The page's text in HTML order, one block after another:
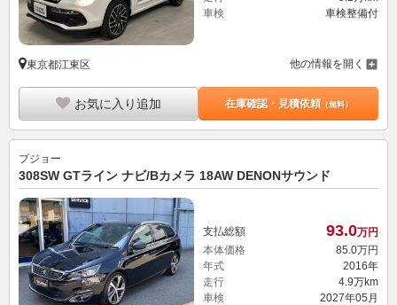
車検
車検整備付
東京都江東区 他の情報を開く
お気に入り追加 在庫確認・見積依頼（無料）
プジョー
308SW GTライン ナビ/Bカメラ 18AW DENONサウンド
支払総額 93.0万円
本体価格
85. 0万円
年式
2016年
走行
4.9万km
車検
2027年05月